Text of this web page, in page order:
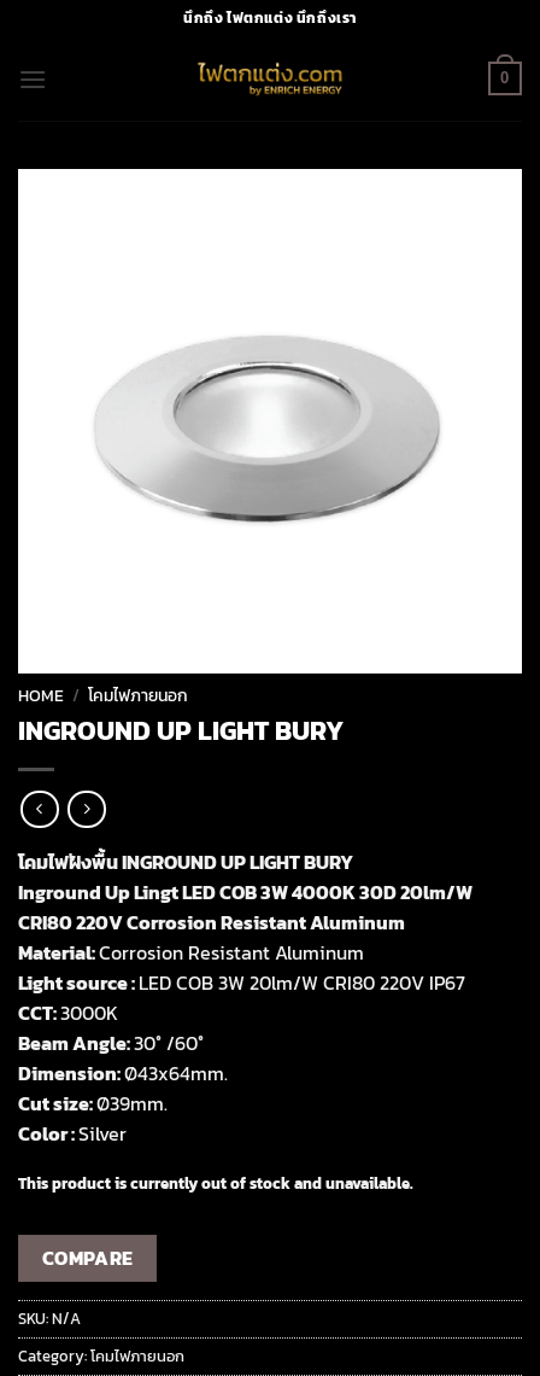
content
นึกถึง ไฟตกแต่ง นึกถึงเรา
0
HOME / โคมไฟภายนอก
INGROUND UP LIGHT BURY
โคมไฟฝังพื้น INGROUND UP LIGHT BURY
Inground Up Lingt LED COB 3W 4000K 30D 20lm/W
CRI80 220V Corrosion Resistant Aluminum
Material:Corrosion Resistant Aluminum
Light source :LED COB 3W 20lm/W CRI80 220V IP67
CCT:3000K
Beam Angle:30° /60°
Dimension:Ø43x64mm.
Cut size:Ø39mm.
Color :Silver
This product is currently out of stock and unavailable.
COMPARE
SKU:N/A
Category:โคมไฟภายนอก